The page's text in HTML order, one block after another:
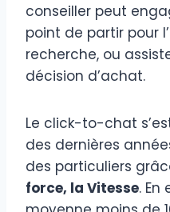
conseiller peut
point de partir pour
recherche, ou
décision d’achat.
Le click-to-chat
des dernières
des particuliers
force, la Vitesse.